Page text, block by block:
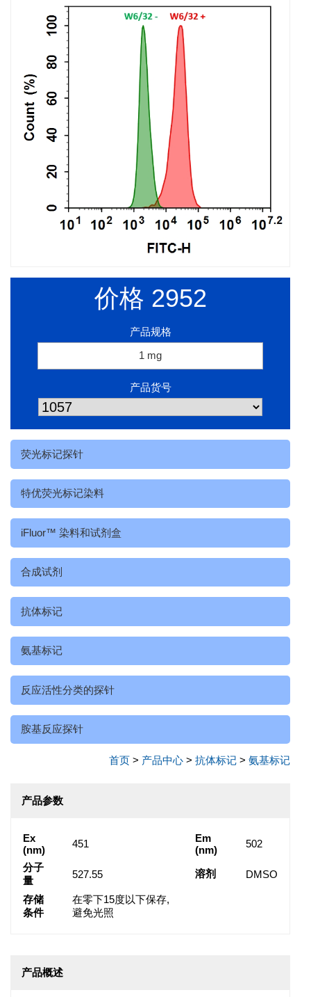
价格 2952
产品规格
1 mg
产品货号
荧光标记探针
特优荧光标记染料
iFluor™ 染料和试剂盒
合成试剂
抗体标记
氨基标记
反应活性分类的探针
胺基反应探针
首页 > 产品中心 >抗体标记 >氨基标记
产品参数
Ex
(nm)
451
Em
(nm)
502
分子
量
527.55 溶剂 DMSO
存储
条件
在零下15度以下保存,
避免光照
产品概述